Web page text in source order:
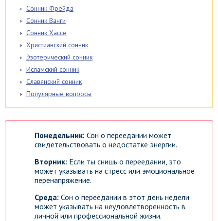
Сонник Фрейда
Сонник Ванги
Сонник Хассе
Христианский сонник
Эзотерический сонник
Исламский сонник
Славянский сонник
Популярные вопросы
Понедельник: Сон о переедании может
свидетельствовать о недостатке энергии.
Вторник: Если ты снишь о переедании, это
может указывать на стресс или эмоциональное
перенапряжение.
Среда: Сон о переедании в этот день недели
может указывать на неудовлетворенность в
личной или профессиональной жизни.